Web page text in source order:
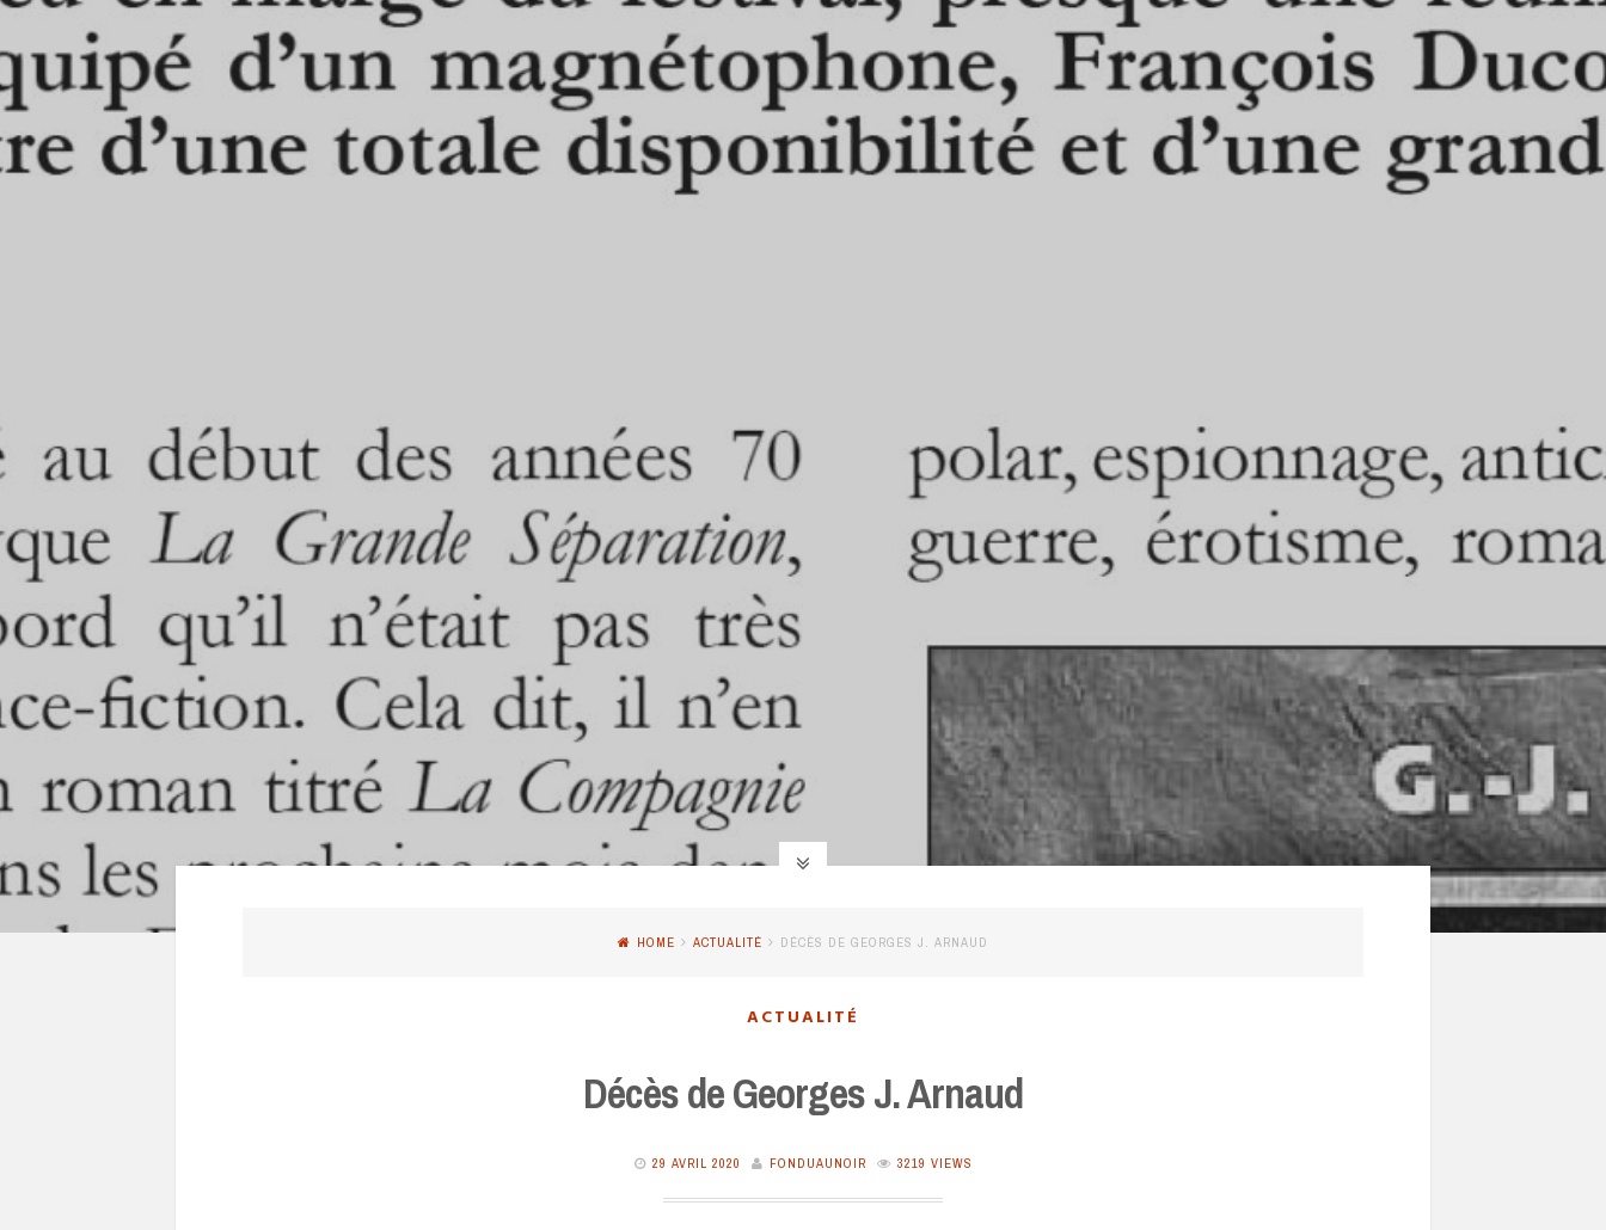
HOME ACTUALITÉ DÉCÈS DE GEORGES J. ARNAUD
ACTUALITÉ
Décès de Georges J. Arnaud
29 AVRIL 2020 FONDUAUNOIR 3219 VIEWS